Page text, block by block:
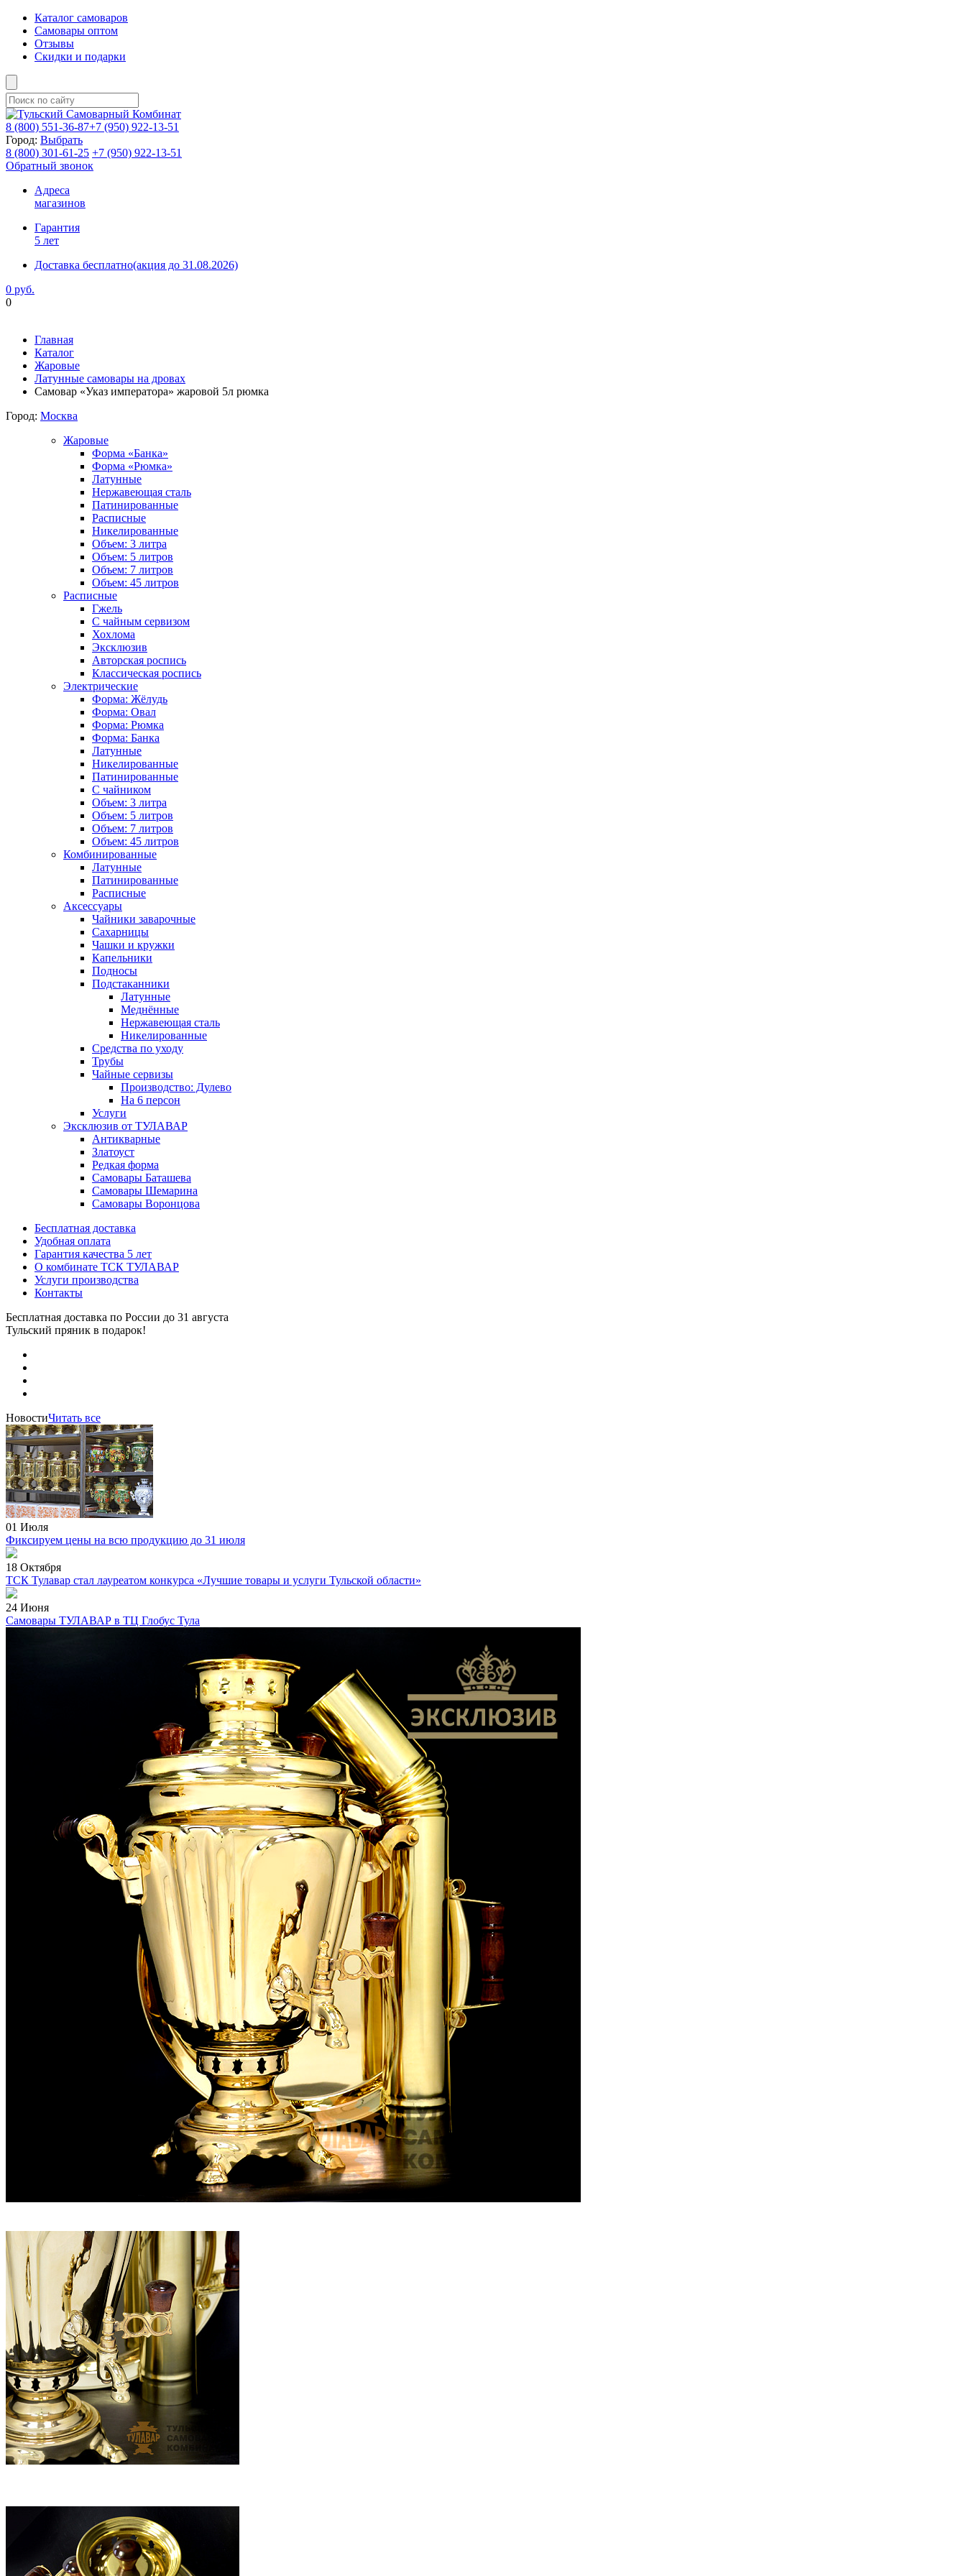
Каталог самоваров
Самовары оптом
Отзывы
Скидки и подарки
8 (800) 551-36-87+7 (950) 922-13-51
Город: Выбрать
8 (800) 301-61-25 +7 (950) 922-13-51
Обратный звонок
Адреса
магазинов
Гарантия
5 лет
Доставка бесплатно(акция до 31.08.2026)
0 руб.
0
Главная
Каталог
Жаровые
Латунные самовары на дровах
Самовар «Указ императора» жаровой 5л рюмка
Город: Москва
Жаровые
Форма «Банка»
Форма «Рюмка»
Латунные
Нержавеющая сталь
Патинированные
Расписные
Никелированные
Объем: 3 литра
Объем: 5 литров
Объем: 7 литров
Объем: 45 литров
Расписные
Гжель
С чайным сервизом
Хохлома
Эксклюзив
Авторская роспись
Классическая роспись
Электрические
Форма: Жёлудь
Форма: Овал
Форма: Рюмка
Форма: Банка
Латунные
Никелированные
Патинированные
С чайником
Объем: 3 литра
Объем: 5 литров
Объем: 7 литров
Объем: 45 литров
Комбинированные
Латунные
Патинированные
Расписные
Аксессуары
Чайники заварочные
Сахарницы
Чашки и кружки
Капельники
Подносы
Подстаканники
Латунные
Меднённые
Нержавеющая сталь
Никелированные
Средства по уходу
Трубы
Чайные сервизы
Производство: Дулево
На 6 персон
Услуги
Эксклюзив от ТУЛАВАР
Антикварные
Златоуст
Редкая форма
Самовары Баташева
Самовары Шемарина
Самовары Воронцова
Бесплатная доставка
Удобная оплата
Гарантия качества 5 лет
О комбинате ТСК ТУЛАВАР
Услуги производства
Контакты
Бесплатная доставка по России до 31 августа
Тульский пряник в подарок!
НовостиЧитать все
01 Июля
Фиксируем цены на всю продукцию до 31 июля
18 Октября
ТСК Тулавар стал лауреатом конкурса «Лучшие товары и услуги Тульской области»
24 Июня
Самовары ТУЛАВАР в ТЦ Глобус Тула